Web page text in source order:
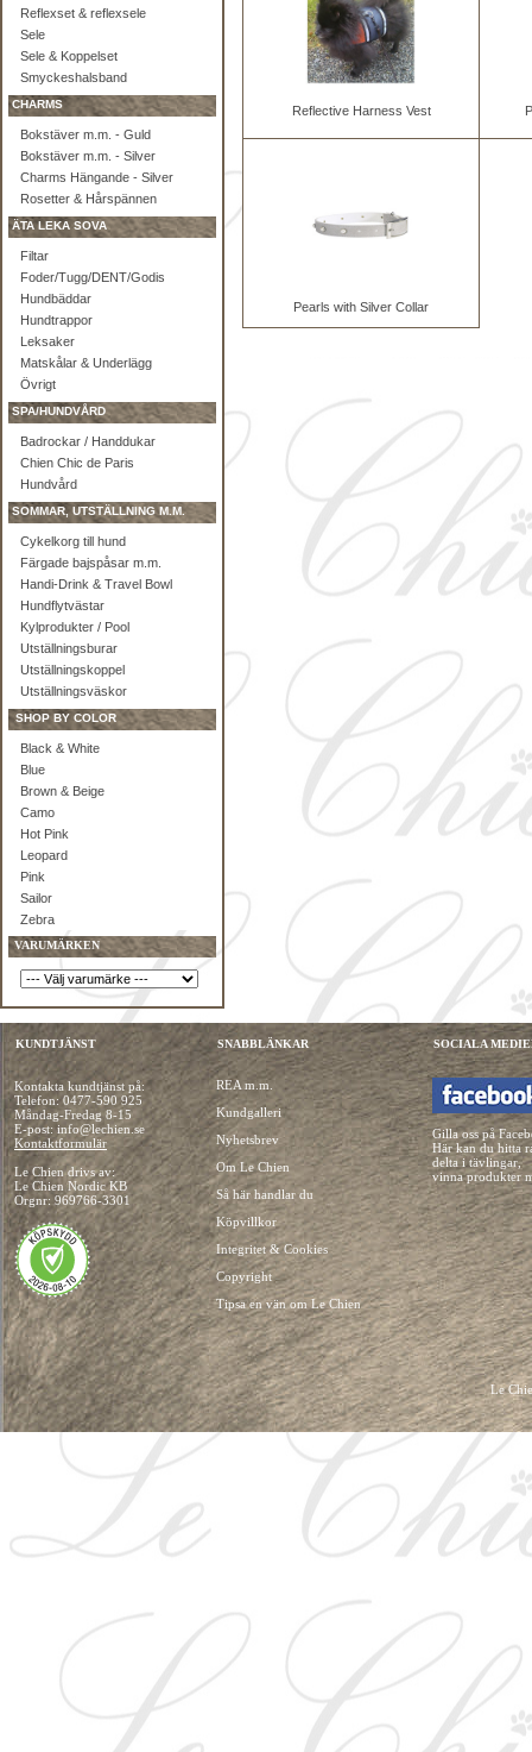
Reflexset & reflexsele
Sele
Sele & Koppelset
Smyckeshalsband
CHARMS
Bokstäver m.m. - Guld
Bokstäver m.m. - Silver
Charms Hängande - Silver
Rosetter & Hårspännen
ÄTA LEKA SOVA
Filtar
Foder/Tugg/DENT/Godis
Hundbäddar
Hundtrappor
Leksaker
Matskålar & Underlägg
Övrigt
SPA/HUNDVÅRD
Badrockar / Handdukar
Chien Chic de Paris
Hundvård
SOMMAR, UTSTÄLLNING M.M.
Cykelkorg till hund
Färgade bajspåsar m.m.
Handi-Drink & Travel Bowl
Hundflytvästar
Kylprodukter / Pool
Utställningsburar
Utställningskoppel
Utställningsväskor
SHOP BY COLOR
Black & White
Blue
Brown & Beige
Camo
Hot Pink
Leopard
Pink
Sailor
Zebra
VARUMÄRKEN
Reflective Harness Vest
Pearls with Silver Collar
KUNDTJÄNST
Kontakta kundtjänst på:
Telefon:0477-590 925
Måndag-Fredag 8-15
E-post: info@lechien.se
Kontaktformulär
Le Chien drivs av:
Le Chien Nordic KB
Orgnr: 969766-3301
SNABBLÄNKAR
REA m.m.
Kundgalleri
Nyhetsbrev
Om Le Chien
Så här handlar du
Köpvillkor
Integritet & Cookies
Copyright
Tipsa en vän om Le Chien
SOCIALA
Gilla oss på
Här kan du hitta
delta i tävlingar,
vinna produkter
Le
HUNDKLÄDER, HUNDVÄSKOR, HUNDACCESSOARER, HUND KLÄDER,